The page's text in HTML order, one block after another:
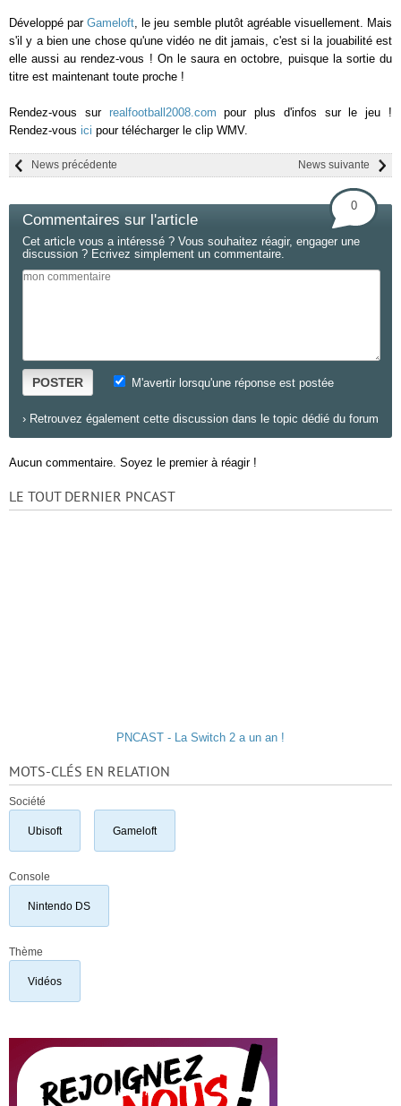
Développé parGameloft, le jeu semble plutôt agréable visuellement. Mais
s'il y a bien une chose qu'une vidéo ne dit jamais, c'est si la jouabilité est
elle aussi au rendez-vous ! On le saura en octobre, puisque la sortie du
titre est maintenant toute proche !
Rendez-vous sur realfootball2008.com pour plus d'infos sur le jeu !
Rendez-vous ici pour télécharger le clip WMV.
News suivante
News précédente
Commentaires sur l'article
0
Cet article vous a intéressé ? Vous souhaitez réagir, engager une
discussion ? Ecrivez simplement un commentaire.
POSTER M'avertir lorsqu'une réponse est postée
› Retrouvez également cette discussion dans le topic dédié du forum
Aucun commentaire. Soyez le premier à réagir !
LE TOUT DERNIER PNCAST
PNCAST - La Switch 2 a un an !
MOTS-CLÉS EN RELATION
Société
Ubisoft Gameloft
Console
Nintendo DS
Thème
Vidéos